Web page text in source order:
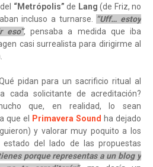
“Metrópolis” de Lang (de Friz, no
incluso a turnarse. “Uff… estoy
eso”, pensaba a medida que iba
casi surrealista para dirigirme al
.
pidan para un sacrificio ritual al
cada solicitante de acreditación?
que, en realidad, lo sean
que el
Primavera Sound ha dejado
y valorar muy poquito a los
del lado de las propuestas
porque representas a un blog y